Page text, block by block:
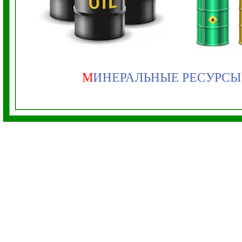
МИНЕРАЛЬНЫЕ РЕСУРСЫ